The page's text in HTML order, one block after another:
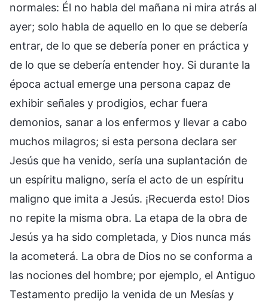
normales: Él no habla del mañana ni mira atrás al
ayer; solo habla de aquello en lo que se debería
entrar, de lo que se debería poner en práctica y
de lo que se debería entender hoy. Si durante la
época actual emerge una persona capaz de
exhibir señales y prodigios, echar fuera
demonios, sanar a los enfermos y llevar a cabo
muchos milagros; si esta persona declara ser
Jesús que ha venido, sería una suplantación de
un espíritu maligno, sería el acto de un espíritu
maligno que imita a Jesús. ¡Recuerda esto! Dios
no repite la misma obra. La etapa de la obra de
Jesús ya ha sido completada, y Dios nunca más
la acometerá. La obra de Dios no se conforma a
las nociones del hombre; por ejemplo, el Antiguo
Testamento predijo la venida de un Mesías y